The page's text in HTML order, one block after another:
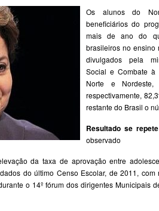
Os alunos do
beneficiários do
mais de ano do
brasileiros no ensino
divulgados pela
Social e Combate à
Norte e
respectivamente,
restante do Brasil o
Resultado se
observado
da taxa de aprovação entre
do último Censo Escolar, de 2011,
o 14º fórum dos dirigentes Municipais